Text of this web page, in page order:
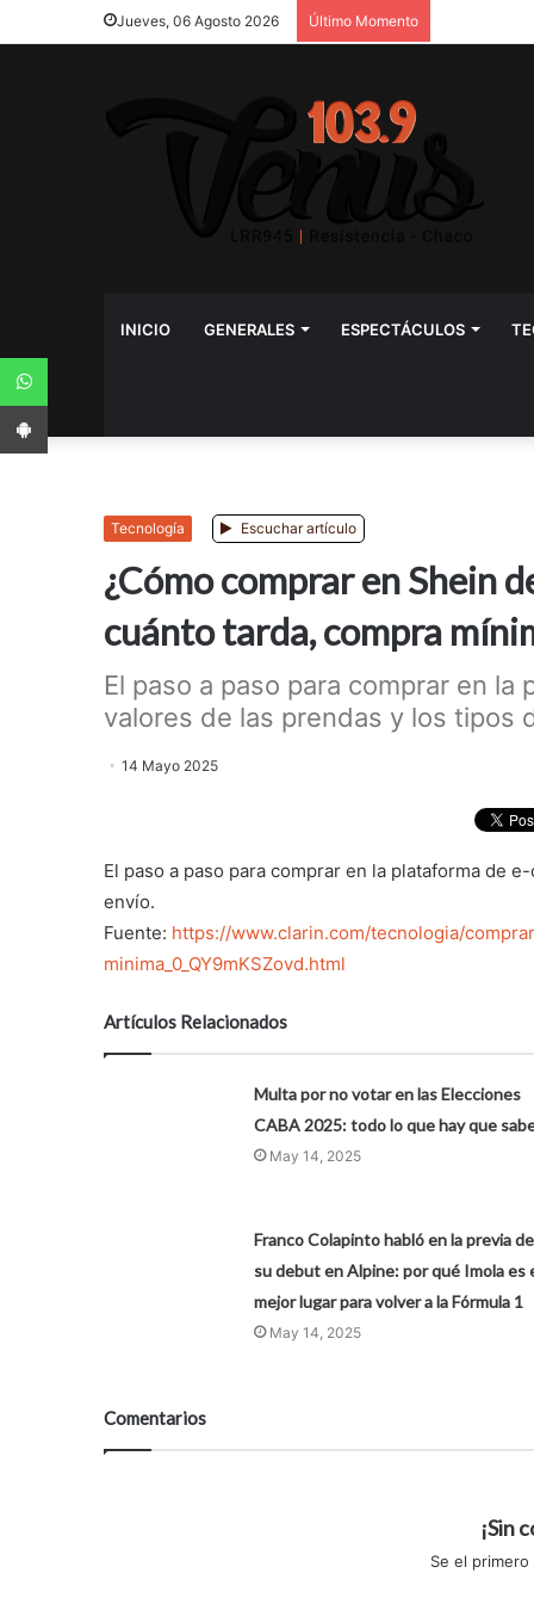
Jueves, 06 Agosto 2026 Último Momento
INICIO GENERALES ESPECTÁCULOS
Tecnología Escuchar artículo
¿Cómo comprar en Shein
cuánto tarda, compra
El paso a paso para comprar en
valores de las prendas y los tipos
14 Mayo 2025
El paso a paso para comprar en la plataforma de
envío.
Fuente: https://www.clarin.com/tecnologia/
minima_0_QY9mKSZovd.html
Artículos Relacionados
Multa por no votar en las Elecciones
CABA 2025: todo lo que hay que
May 14, 2025
Franco Colapinto habló en la previa de
su debut en Alpine: por qué Imola es
mejor lugar para volver a la Fórmula 1
May 14, 2025
Comentarios
¡Sin
Se el